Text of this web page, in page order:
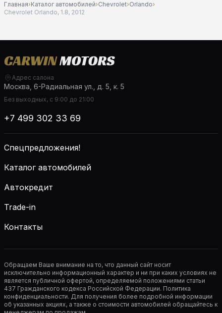
Главная›Каталог автомобилей›Chevrolet›Orlando›
Chevrolet Orlando, 1.8, 2012
Адрес салона
Москва, 6-Радиальная ул., д. 5, к. 5
Без выходных, с 9:00 до 21:00
+7 499 302 33 69
Спецпредложения!
Каталог автомобилей
Автокредит
Trade-in
Контакты
Обращаем Ваше внимание на то, что данный сайт носит
исключительно информационный характер и ни при каких условиях не
является публичной офертой, определяемой положениями статьи
437 Гражданского кодекса Российской Федерации. Политика
конфиденциальности. Для получения более подробной информации
об указанных акциях, а также о стоимости автомобилей обращайтесь к